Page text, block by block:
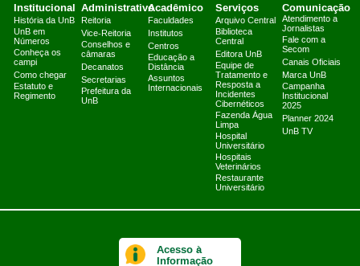
Institucional
História da UnB
UnB em
Números
Conheça os
campi
Como chegar
Estatuto e
Regimento
Administrativo
Reitoria
Vice-Reitoria
Conselhos e
câmaras
Decanatos
Secretarias
Prefeitura da
UnB
Acadêmico
Faculdades
Institutos
Centros
Educação a
Distância
Assuntos
Internacionais
Serviços
Arquivo Central
Biblioteca
Central
Editora UnB
Equipe de
Tratamento e
Resposta a
Incidentes
Cibernéticos
Fazenda Água
Limpa
Hospital
Universitário
Hospitais
Veterinários
Restaurante
Universitário
Comunicação
Atendimento a
Jornalistas
Fale com a
Secom
Canais Oficiais
Marca UnB
Campanha
Institucional
2025
Planner 2024
UnB TV
Acesso à
Informação